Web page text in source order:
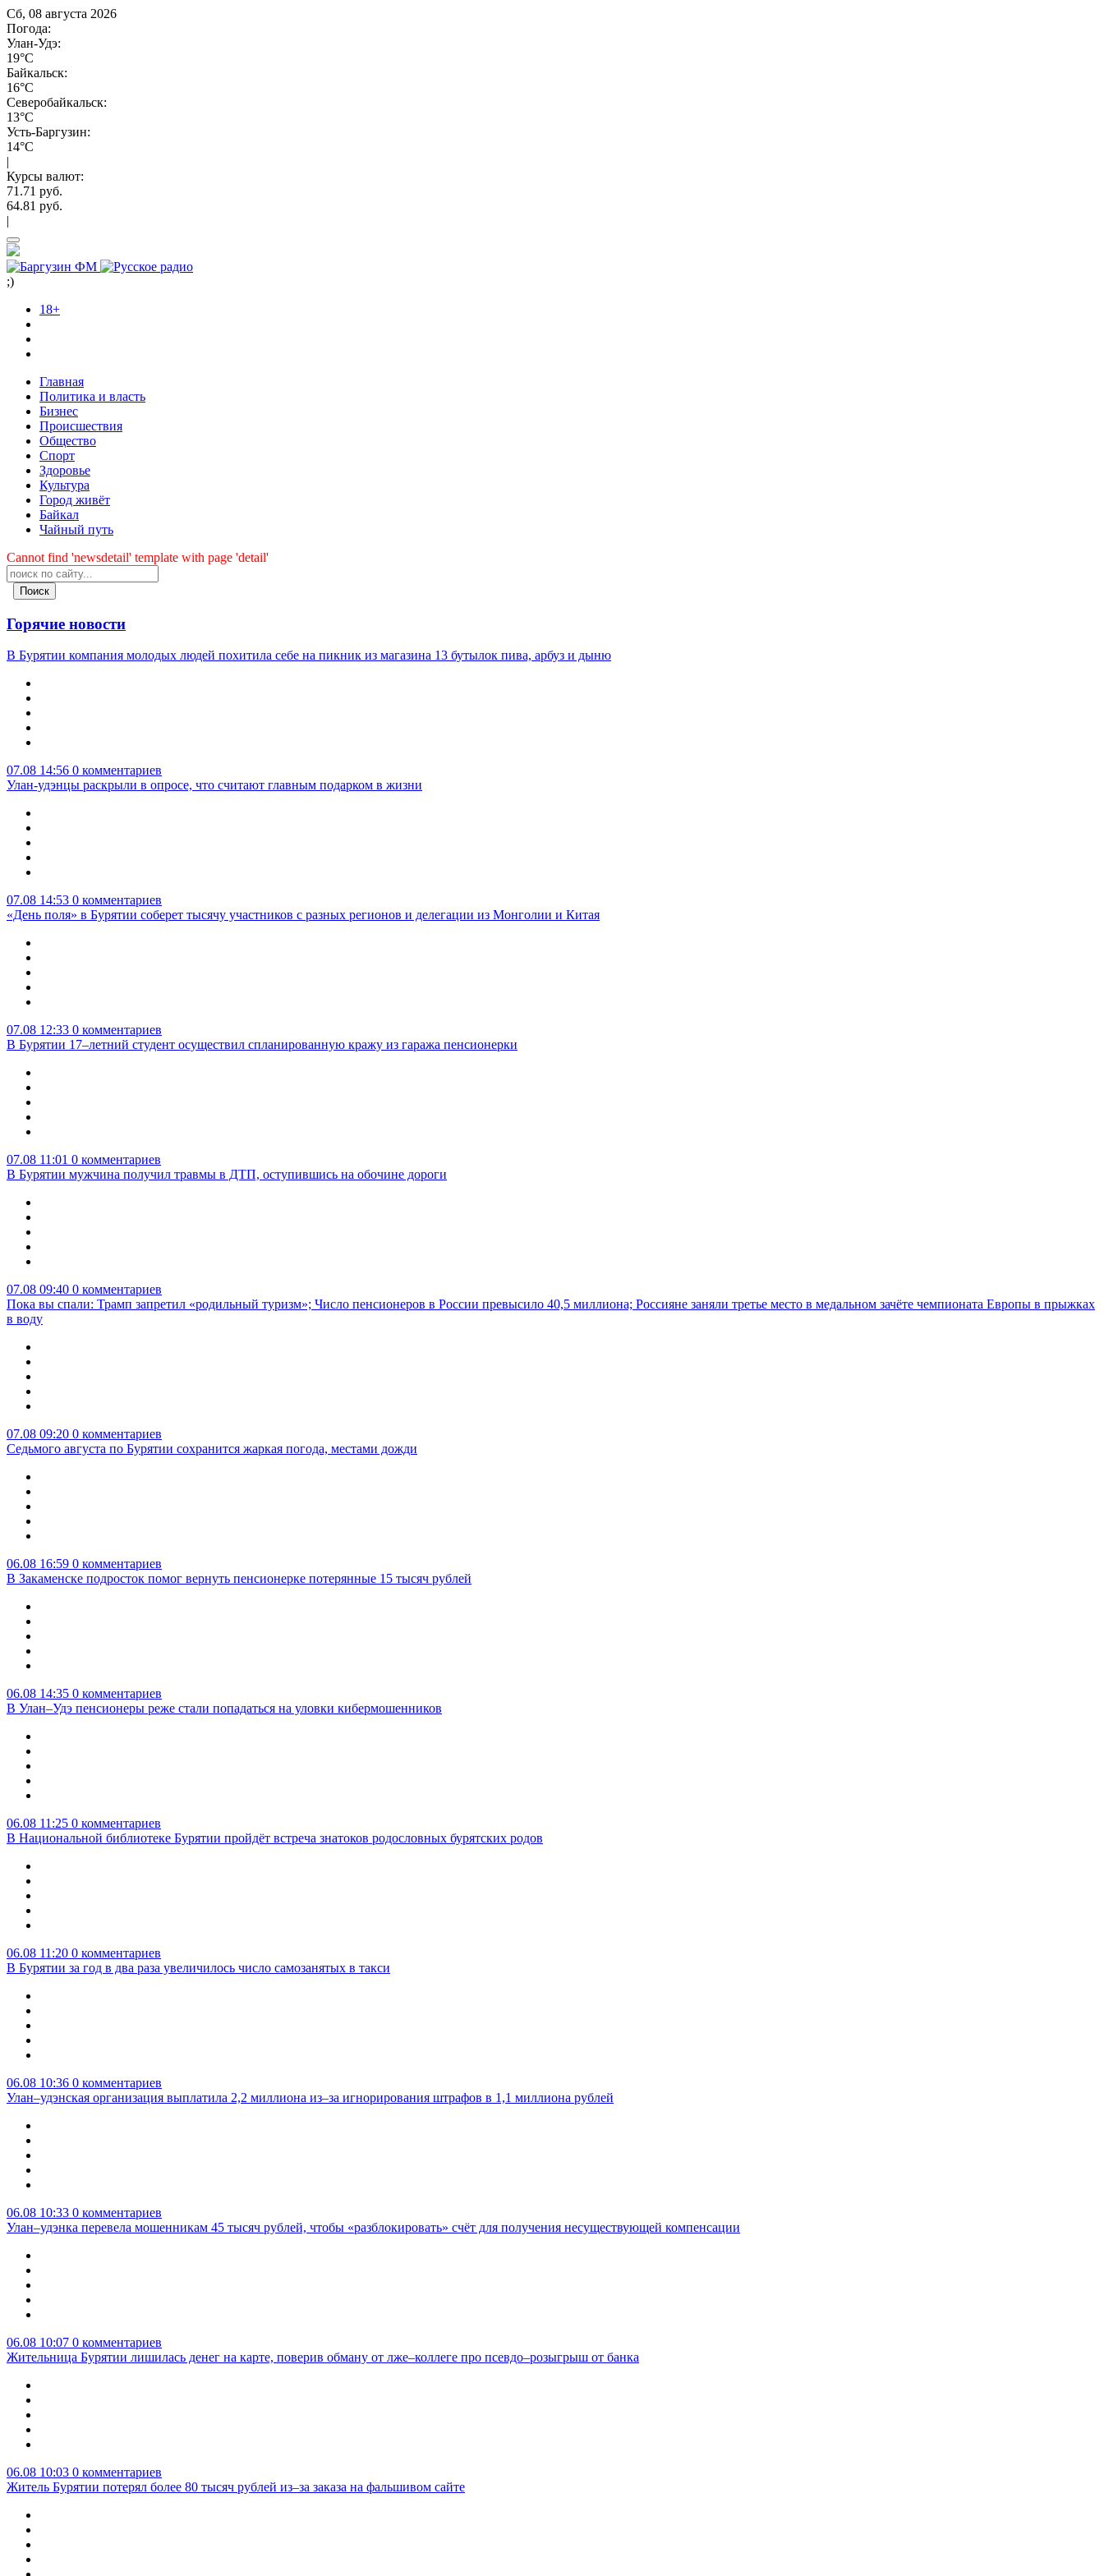
Сб, 08 августа 2026
Погода:
Улан-Удэ:
19°C
Байкальск:
16°C
Северобайкальск:
13°C
Усть-Баргузин:
14°C
|
Курсы валют:
71.71 руб.
64.81 руб.
|
;)
18+
Главная
Политика и власть
Бизнес
Происшествия
Общество
Cпорт
Здоровье
Культура
Город живёт
Байкал
Чайный путь
Cannot find 'newsdetail' template with page 'detail'
Поиск
Горячие новости
В Бурятии компания молодых людей похитила себе на пикник из магазина 13 бутылок пива, арбуз и дыню
07.08 14:56 0 комментариев
Улан-удэнцы раскрыли в опросе, что считают главным подарком в жизни
07.08 14:53 0 комментариев
«День поля» в Бурятии соберет тысячу участников с разных регионов и делегации из Монголии и Китая
07.08 12:33 0 комментариев
В Бурятии 17–летний студент осуществил спланированную кражу из гаража пенсионерки
07.08 11:01 0 комментариев
В Бурятии мужчина получил травмы в ДТП, оступившись на обочине дороги
07.08 09:40 0 комментариев
Пока вы спали: Трамп запретил «родильный туризм»; Число пенсионеров в России превысило 40,5 миллиона; Россияне заняли третье место в медальном зачёте чемпионата Европы в прыжках
в воду
07.08 09:20 0 комментариев
Седьмого августа по Бурятии сохранится жаркая погода, местами дожди
06.08 16:59 0 комментариев
В Закаменске подросток помог вернуть пенсионерке потерянные 15 тысяч рублей
06.08 14:35 0 комментариев
В Улан–Удэ пенсионеры реже стали попадаться на уловки кибермошенников
06.08 11:25 0 комментариев
В Национальной библиотеке Бурятии пройдёт встреча знатоков родословных бурятских родов
06.08 11:20 0 комментариев
В Бурятии за год в два раза увеличилось число самозанятых в такси
06.08 10:36 0 комментариев
Улан–удэнская организация выплатила 2,2 миллиона из–за игнорирования штрафов в 1,1 миллиона рублей
06.08 10:33 0 комментариев
Улан–удэнка перевела мошенникам 45 тысяч рублей, чтобы «разблокировать» счёт для получения несуществующей компенсации
06.08 10:07 0 комментариев
Жительница Бурятии лишилась денег на карте, поверив обману от лже–коллеге про псевдо–розыгрыш от банка
06.08 10:03 0 комментариев
Житель Бурятии потерял более 80 тысяч рублей из–за заказа на фальшивом сайте